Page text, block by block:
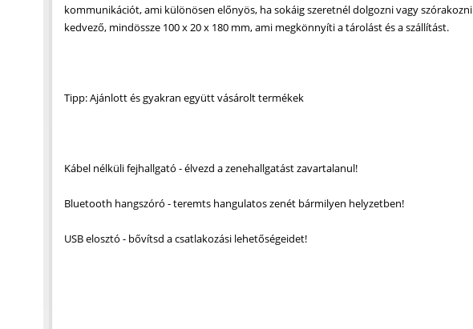
kommunikációt, ami különösen előnyös, ha sokáig szeretnél dolgozni vagy
kedvező, mindössze 100 x 20 x 180 mm, ami megkönnyíti a tárolást és a szállítást.
Tipp: Ajánlott és gyakran együtt vásárolt termékek
Kábel nélküli fejhallgató - élvezd a zenehallgatást zavartalanul!
Bluetooth hangszóró - teremts hangulatos zenét bármilyen helyzetben!
USB elosztó - bővítsd a csatlakozási lehetőségeidet!